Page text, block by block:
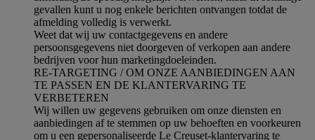
gevallen kunt u nog enkele berichten ontvangen totdat de
afmelding volledig is verwerkt.
Weet dat wij uw contactgegevens en andere
persoonsgegevens niet doorgeven of verkopen aan andere
bedrijven voor hun marketingdoeleinden.
RE-TARGETING / OM ONZE AANBIEDINGEN AAN
TE PASSEN EN DE KLANTERVARING TE
VERBETEREN
Wij willen uw gegevens gebruiken om onze diensten en
aanbiedingen af te stemmen op uw behoeften en voorkeuren
om u een gepersonaliseerde Le Creuset-klantervaring te